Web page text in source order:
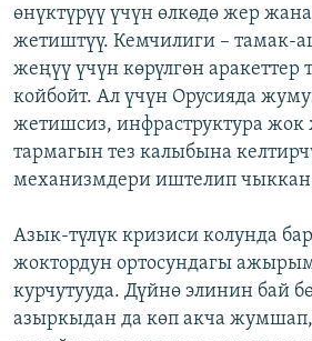
өнүктүрүү үчүн өлкөдө жер
жетиштүү. Кемчилиги – тамак-
жеңүү үчүн көрүлгөн аракеттер
койбойт. Ал үчүн Орусияда
жетишсиз, инфраструктура
тармагын тез калыбына
механизмдери иштелип чыккан
Азык-түлүк кризиси колунда
жоктордун ортосундагы
курчутууда. Дүйнө элинин бай
азыркыдан да көп акча жумшап,